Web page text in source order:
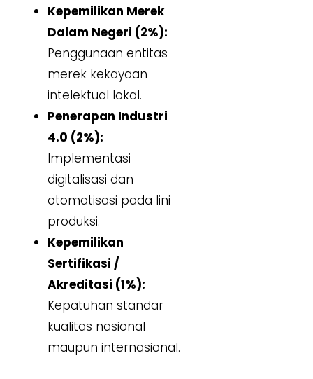
Kepemilikan Merek
Dalam Negeri (2%):
Penggunaan entitas
merek kekayaan
intelektual lokal.
Penerapan Industri
4.0 (2%):
Implementasi
digitalisasi dan
otomatisasi pada lini
produksi.
Kepemilikan
Sertifikasi /
Akreditasi (1%):
Kepatuhan standar
kualitas nasional
maupun internasional.